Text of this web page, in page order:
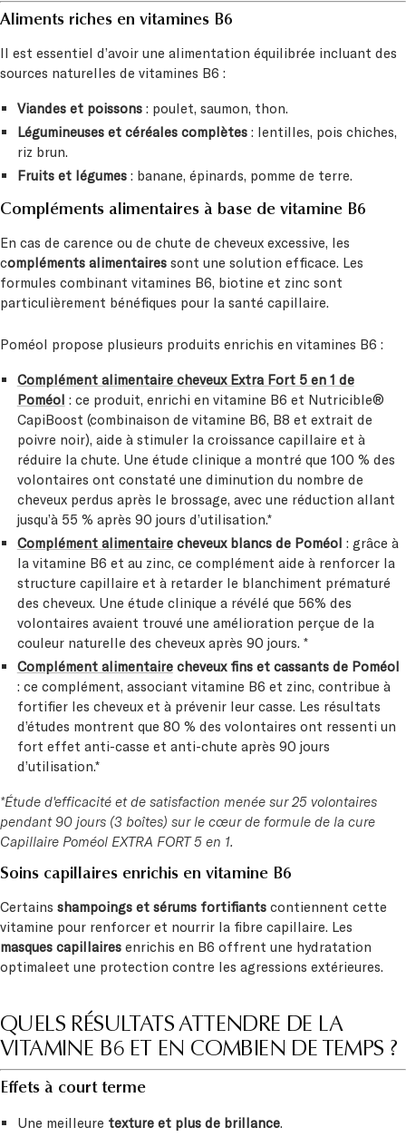
Aliments riches en vitamines B6
Il est essentiel d’avoir une alimentation équilibrée incluant des
sources naturelles de vitamines B6 :
Viandes et poissons: poulet, saumon, thon.
Légumineuses et céréales complètes : lentilles, pois chiches,
riz brun.
Fruits et légumes: banane, épinards, pomme de terre.
Compléments alimentaires à base de vitamine B6
En cas de carence ou de chute de cheveux excessive, les
compléments alimentaires sont une solution efficace. Les
formules combinant vitamines B6, biotine et zinc sont
particulièrement bénéfiques pour la santé capillaire.
Poméol propose plusieurs produits enrichis en vitamines B6 :
Complément alimentaire cheveux Extra Fort 5 en 1 de
Poméol : ce produit, enrichi en vitamine B6 et Nutricible®
CapiBoost (combinaison de vitamine B6, B8 et extrait de
poivre noir), aide à stimuler la croissance capillaire et à
réduire la chute. Une étude clinique a montré que 100 % des
volontaires ont constaté une diminution du nombre de
cheveux perdus après le brossage, avec une réduction allant
jusqu’à 55 % après 90 jours d’utilisation.*
Complément alimentairecheveux blancs de Poméol : grâce à
la vitamine B6 et au zinc, ce complément aide à renforcer la
structure capillaire et à retarder le blanchiment prématuré
des cheveux. Une étude clinique a révélé que 56% des
volontaires avaient trouvé une amélioration perçue de la
couleur naturelle des cheveux après 90 jours. *
Complément alimentairecheveux fins et cassants de Poméol
: ce complément, associant vitamine B6 et zinc, contribue à
fortifier les cheveux et à prévenir leur casse. Les résultats
d’études montrent que 80 % des volontaires ont ressenti un
fort effet anti-casse et anti-chute après 90 jours
d’utilisation.*
*Étude d'efficacité et de satisfaction menée sur 25 volontaires
pendant 90 jours (3 boîtes) sur le cœur de formule de la cure
Capillaire Poméol EXTRA FORT 5 en 1.
Soins capillaires enrichis en vitamine B6
Certains shampoings et sérums fortifiants contiennent cette
vitamine pour renforcer et nourrir la fibre capillaire. Les
masques capillaires enrichis en B6 offrent une hydratation
optimaleet une protection contre les agressions extérieures.
QUELS RÉSULTATS ATTENDRE DE LA
VITAMINE B6 ET EN COMBIEN DE TEMPS ?
Effets à court terme
Une meilleure texture et plus de brillance.